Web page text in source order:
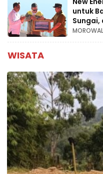
untuk
Sungai,
WISATA